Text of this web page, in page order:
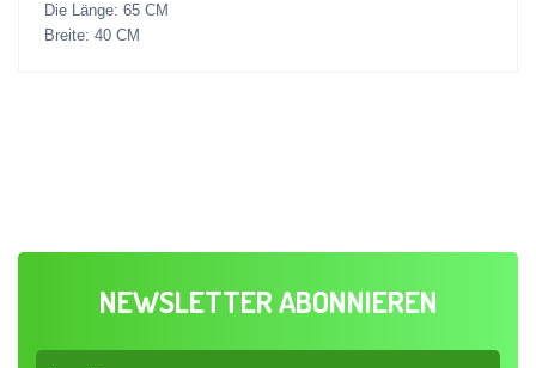
Die Länge: 65 CM
Breite: 40 CM
NEWSLETTER ABONNIEREN